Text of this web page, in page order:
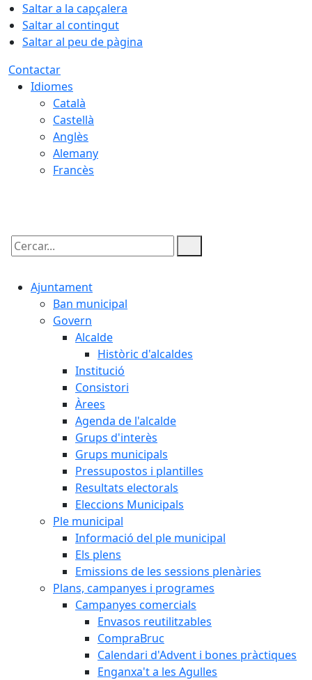
Saltar a la capçalera
Saltar al contingut
Saltar al peu de pàgina
Contactar
Idiomes
Català
Castellà
Anglès
Alemany
Francès
Cercar:
Ajuntament
Ban municipal
Govern
Alcalde
Històric d'alcaldes
Institució
Consistori
Àrees
Agenda de l'alcalde
Grups d'interès
Grups municipals
Pressupostos i plantilles
Resultats electorals
Eleccions Municipals
Ple municipal
Informació del ple municipal
Els plens
Emissions de les sessions plenàries
Plans, campanyes i programes
Campanyes comercials
Envasos reutilitzables
CompraBruc
Calendari d'Advent i bones pràctiques
Enganxa't a les Agulles